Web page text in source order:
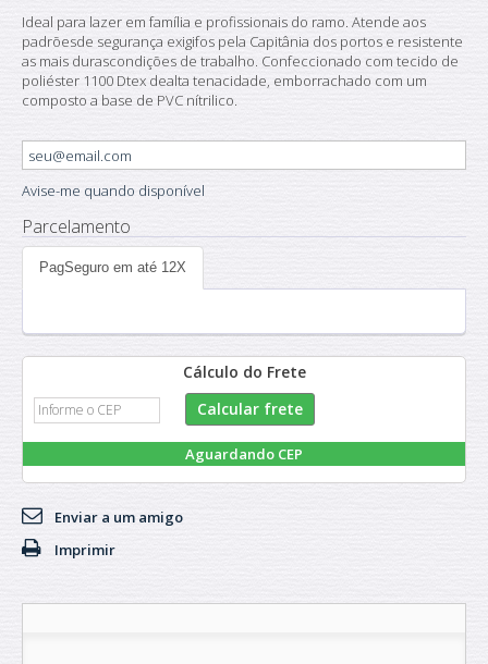
Ideal para lazer em família e profissionais do ramo. Atende aos
padrõesde segurança exigifos pela Capitânia dos portos e resistente
as mais durascondições de trabalho. Confeccionado com tecido de
poliéster 1100 Dtex dealta tenacidade, emborrachado com um
composto a base de PVC nítrilico.
Avise-me quando disponível
Parcelamento
PagSeguro em até 12X
Cálculo do Frete
Aguardando CEP
Enviar a um amigo
Imprimir